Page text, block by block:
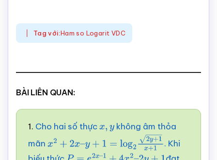
Tag với:Ham so Logarit VDC
BÀI LIÊN QUAN:
1. Cho hai số thựcx,y không âm thỏa
mãn x2 +2 x–y+1 =log 22y+1x+1
. Khi